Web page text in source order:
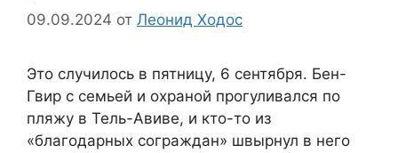
09.09.2024 от Леонид Ходос
Это случилось в пятницу, 6 сентября. Бен-
Гвир с семьей и охраной прогуливался по
пляжу в Тель-Авиве, и кто-то из
«благодарных сограждан» швырнул в него